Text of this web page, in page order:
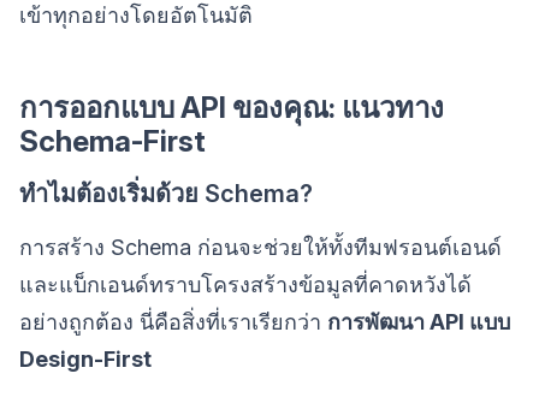
เข้าทุกอย่างโดยอัตโนมัติ
การออกแบบ API ของคุณ: แนวทาง
Schema-First
ทำไมต้องเริ่มด้วย Schema?
การสร้าง Schema ก่อนจะช่วยให้ทั้งทีมฟรอนต์เอนด์
และแบ็กเอนด์ทราบโครงสร้างข้อมูลที่คาดหวังได้
อย่างถูกต้อง นี่คือสิ่งที่เราเรียกว่า การพัฒนา API แบบ
Design-First